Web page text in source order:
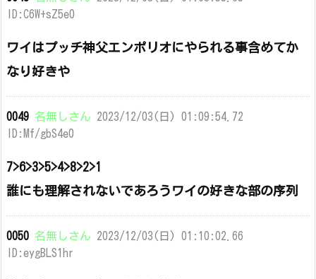
ID:C6W+sZ5e0
ワイはプッチ神父エンポリオにやられる事含めてか
なり好きや
0049 名無しさん 2023/12/03(日) 01:09:54.72
ID:Mf/gbS4e0
7>6>3>5>4>8>2>1
誰にも理解されないであろうワイの好きな部の序列
0050 名無しさん 2023/12/03(日) 01:10:02.66
ID:eygBLS1hr